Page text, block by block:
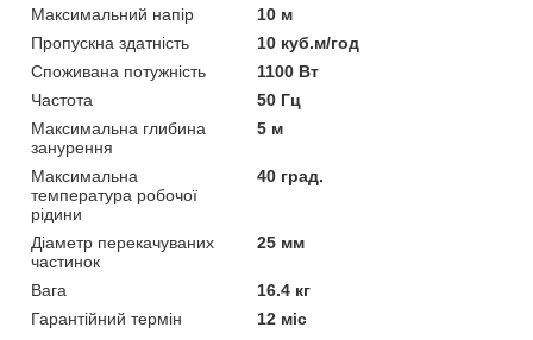
Максимальний напір
10 м
Пропускна здатність
10 куб.м/год
Споживана потужність
1100 Вт
Частота
50 Гц
Максимальна глибина
занурення
5 м
Максимальна
температура робочої
рідини
40 град.
Діаметр перекачуваних
частинок
25 мм
Вага
16.4 кг
Гарантійний термін
12 міс